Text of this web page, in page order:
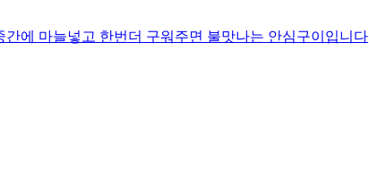
에 마늘넣고 한번더 구워주면 불맛나는 안심구이입니다